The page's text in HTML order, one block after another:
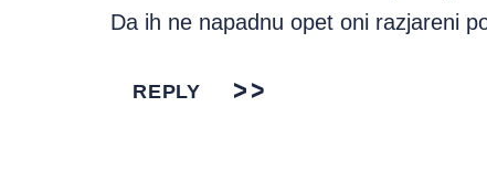
Da ih ne napadnu opet oni razjareni
REPLY